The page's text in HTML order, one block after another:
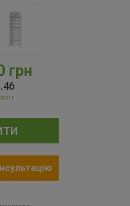
грн